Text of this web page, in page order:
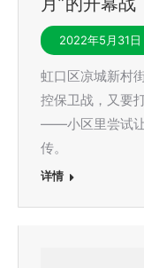
2022年5月31日
虹口区凉城新村
控保卫战，又要
——小区里尝试让
传。
详情